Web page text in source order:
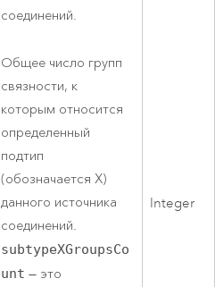
соединений.
Общее число групп
связности, к
которым относится
определенный
подтип
(обозначается X)
данного источника
соединений.
subtypeXGroupsCo
unt — это
Integer